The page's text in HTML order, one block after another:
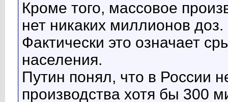
Кроме того, массовое
нет никаких миллионов доз.
Фактически это означает
населения.
Путин понял, что в России
производства хотя бы 300